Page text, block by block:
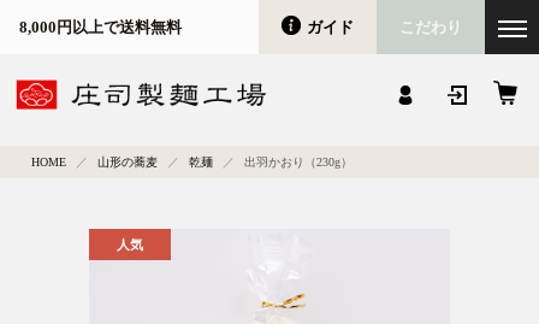
8,000円以上で送料無料 ガイド こだわり
HOME 山形の蕎麦 乾麺 出羽かおり（230g）